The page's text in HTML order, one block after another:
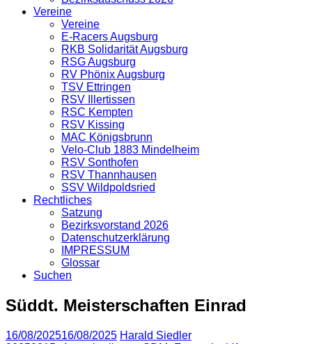
Vereine
Vereine
E-Racers Augsburg
RKB Solidarität Augsburg
RSG Augsburg
RV Phönix Augsburg
TSV Ettringen
RSV Illertissen
RSC Kempten
RSV Kissing
MAC Königsbrunn
Velo-Club 1883 Mindelheim
RSV Sonthofen
RSV Thannhausen
SSV Wildpoldsried
Rechtliches
Satzung
Bezirksvorstand 2026
Datenschutzerklärung
IMPRESSUM
Glossar
Suchen
Süddt. Meisterschaften Einrad
16/08/202516/08/2025 Harald Siedler